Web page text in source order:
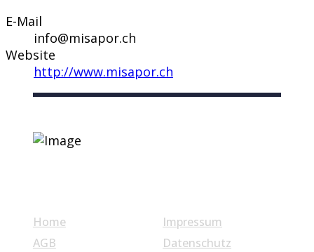
E-Mail
info@misapor.ch
Website
http://www.misapor.ch
Home
AGB
Impressum
Datenschutz